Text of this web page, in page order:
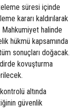
süresi içinde
kararı kaldırılarak
halinde
hükmü kapsamında
sonuçları doğacak.
kovuşturma
altında
güvenlik